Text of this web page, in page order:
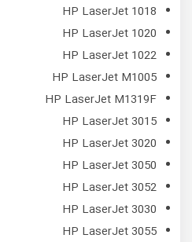
HP LaserJet 1018
HP LaserJet 1020
HP LaserJet 1022
HP LaserJet M1005
HP LaserJet M1319F
HP LaserJet 3015
HP LaserJet 3020
HP LaserJet 3050
HP LaserJet 3052
HP LaserJet 3030
HP LaserJet 3055